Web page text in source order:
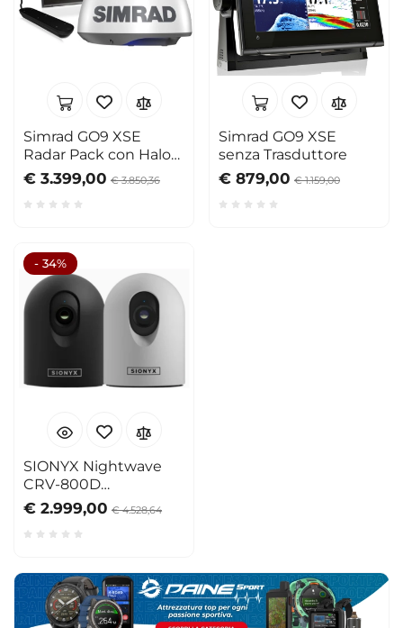
Simrad GO9 XSE
Radar Pack con Halo
20+
€ 3.399,00 € 3.850,36
Simrad GO9 XSE
senza Trasduttore
€ 879,00 € 1.159,00
- 34%
SIONYX Nightwave
CRV-800D
Telecamera notturna
€ 2.999,00 € 4.528,64